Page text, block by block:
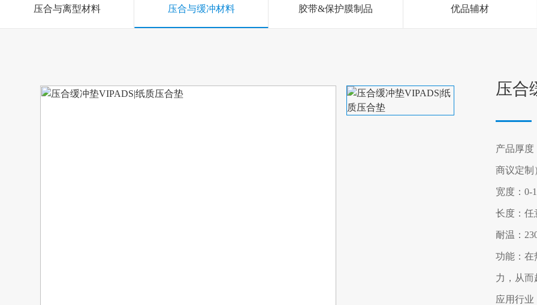
压合与离型材料 压合与缓冲材料 胶带&保护膜制品 优品辅材
压合
产品厚度
商议定制
宽度：0-
长度：任
耐温：
功能：在
力，从而
应用行业